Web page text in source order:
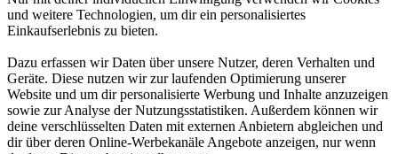
und weitere Technologien, um dir ein personalisiertes
Einkaufserlebnis zu bieten.
Dazu erfassen wir Daten über unsere Nutzer, deren Verhalten und
Geräte. Diese nutzen wir zur laufenden Optimierung unserer
Website und um dir personalisierte Werbung und Inhalte anzuzeigen
sowie zur Analyse der Nutzungsstatistiken. Außerdem können wir
deine verschlüsselten Daten mit externen Anbietern abgleichen und
dir über deren Online-Werbekanäle Angebote anzeigen, nur wenn